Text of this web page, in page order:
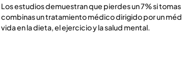
Los estudios demuestran que pierdes un 7% si
combinas un tratamiento médico dirigido por un
vida en la dieta, el ejercicio y la salud mental.